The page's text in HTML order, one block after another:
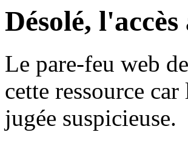
Désolé,
Le pare-feu web
cette ressource
jugée suspicieuse.